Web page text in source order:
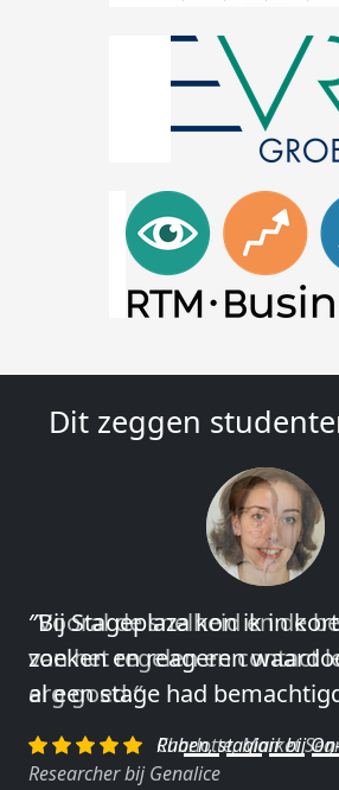
Dit zeggen
″Vooral de snelheid en de
van het regelen en contact
erg goed.″
Charlotte, Market
Researcher bij Genalice